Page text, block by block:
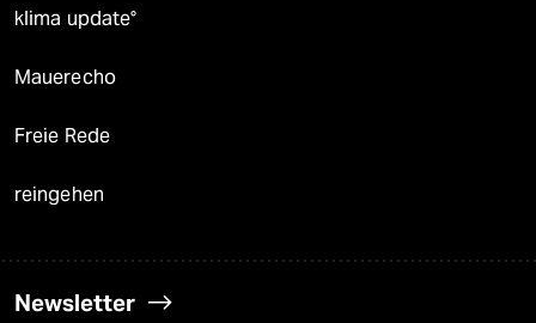
klima update°
Mauerecho
Freie Rede
reingehen
Newsletter